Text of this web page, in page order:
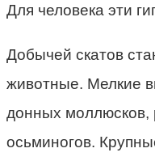
Для человека эти
Добычей скатов
животные. Мелкие
донных моллюсков,
осьминогов.